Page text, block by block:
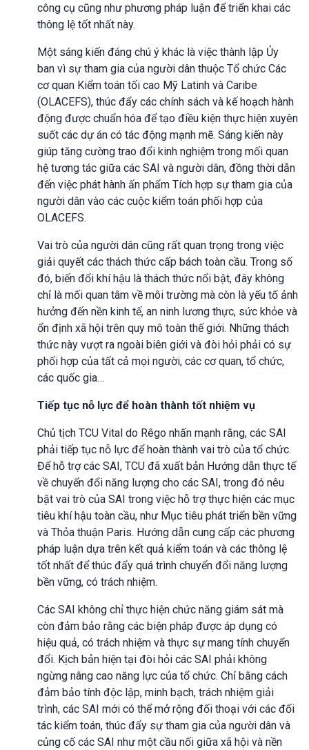
công cụ cũng như phương pháp luận để triển khai các
thông lệ tốt nhất này.
Một sáng kiến đáng chú ý khác là việc thành lập Ủy
ban vì sự tham gia của người dân thuộc Tổ chức Các
cơ quan Kiểm toán tối cao Mỹ Latinh và Caribe
(OLACEFS), thúc đẩy các chính sách và kế hoạch hành
động được chuẩn hóa để tạo điều kiện thực hiện xuyên
suốt các dự án có tác động mạnh mẽ. Sáng kiến này
giúp tăng cường trao đổi kinh nghiệm trong mối quan
hệ tương tác giữa các SAI và người dân, đồng thời dẫn
đến việc phát hành ấn phẩm Tích hợp sự tham gia của
người dân vào các cuộc kiểm toán phối hợp của
OLACEFS.
Vai trò của người dân cũng rất quan trọng trong việc
giải quyết các thách thức cấp bách toàn cầu. Trong số
đó, biến đổi khí hậu là thách thức nổi bật, đây không
chỉ là mối quan tâm về môi trường mà còn là yếu tố ảnh
hưởng đến nền kinh tế, an ninh lương thực, sức khỏe và
ổn định xã hội trên quy mô toàn thế giới. Những thách
thức này vượt ra ngoài biên giới và đòi hỏi phải có sự
phối hợp của tất cả mọi người, các cơ quan, tổ chức,
các quốc gia…
Tiếp tục nỗ lực để hoàn thành tốt nhiệm vụ
Chủ tịch TCU Vital do Rêgo nhấn mạnh rằng, các SAI
phải tiếp tục nỗ lực để hoàn thành vai trò của tổ chức.
Để hỗ trợ các SAI, TCU đã xuất bản Hướng dẫn thực tế
về chuyển đổi năng lượng cho các SAI, trong đó nêu
bật vai trò của SAI trong việc hỗ trợ thực hiện các mục
tiêu khí hậu toàn cầu, như Mục tiêu phát triển bền vững
và Thỏa thuận Paris. Hướng dẫn cung cấp các phương
pháp luận dựa trên kết quả kiểm toán và các thông lệ
tốt nhất để thúc đẩy quá trình chuyển đổi năng lượng
bền vững, có trách nhiệm.
Các SAI không chỉ thực hiện chức năng giám sát mà
còn đảm bảo rằng các biện pháp được áp dụng có
hiệu quả, có trách nhiệm và thực sự mang tính chuyển
đổi. Kịch bản hiện tại đòi hỏi các SAI phải không
ngừng nâng cao năng lực của tổ chức. Chỉ bằng cách
đảm bảo tính độc lập, minh bạch, trách nhiệm giải
trình, các SAI mới có thể mở rộng đối thoại với các đối
tác kiểm toán, thúc đẩy sự tham gia của người dân và
củng cố các SAI như một cầu nối giữa xã hội và nền